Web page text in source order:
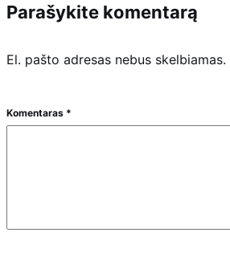
Parašykite komentarą
El. pašto adresas nebus skelbiamas.
Komentaras *